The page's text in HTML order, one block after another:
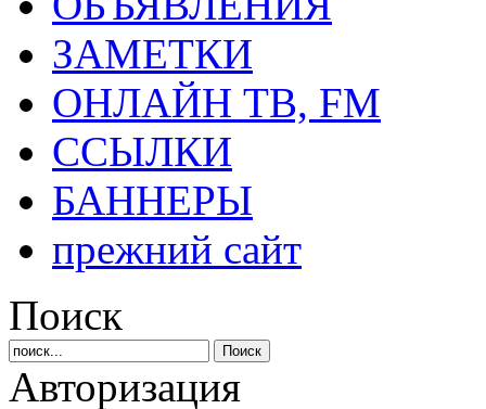
ЗАМЕТКИ
ОНЛАЙН ТВ, FM
ССЫЛКИ
БАННЕРЫ
прежний сайт
Поиск
Авторизация